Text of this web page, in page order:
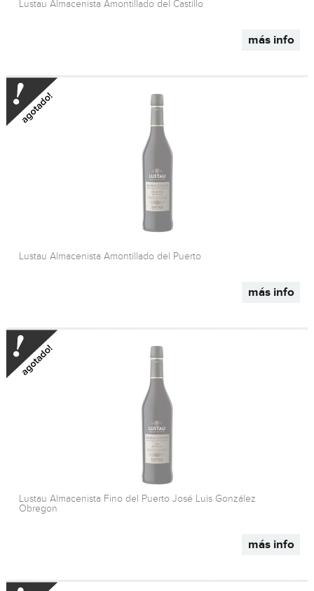
más info
Lustau Almacenista Amontillado del Castillo
más info
Lustau Almacenista Amontillado del Puerto
más info
Lustau Almacenista Fino del Puerto José Luis González
Obregon